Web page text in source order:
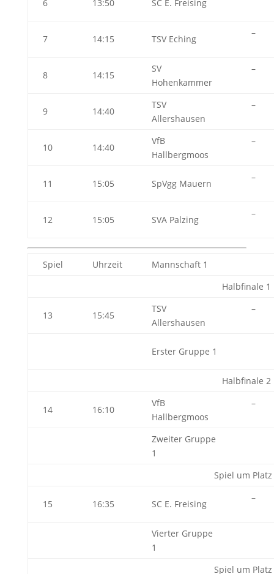
6 13:50 SC E. Freising
7 14:15 TSV Eching
–
8 14:15
SV
Hohenkammer
–
9 14:40
TSV
Allershausen
–
10 14:40
VfB
Hallbergmoos
–
11 15:05 SpVgg Mauern
–
12 15:05 SVA Palzing
–
Spiel Uhrzeit
Mannschaft 1
Halbfinale 1
13 15:45
TSV
Allershausen
–
Erster Gruppe 1
Halbfinale 2
14 16:10
VfB
Hallbergmoos
–
Zweiter Gruppe
1
Spiel um Platz
15 16:35 SC E. Freising
–
Vierter Gruppe
1
Spiel um Platz